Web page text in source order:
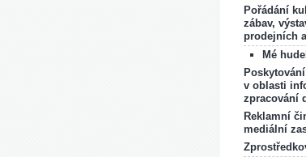
Pořádání
zábav,
prodejních
Mé
v oblasti
zpracování
Reklamní
mediální